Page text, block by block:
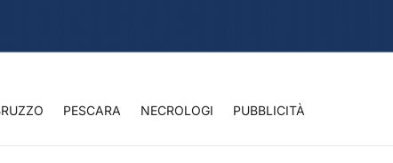
PESCARA NECROLOGI PUBBLICITÀ